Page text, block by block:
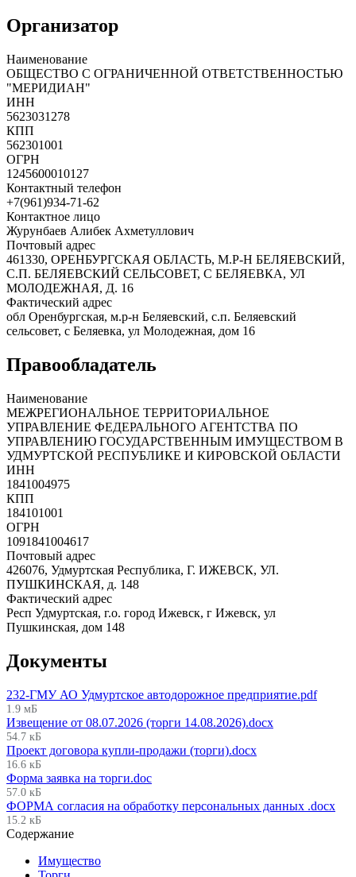
Организатор
Наименование
ОБЩЕСТВО С ОГРАНИЧЕННОЙ ОТВЕТСТВЕННОСТЬЮ
"МЕРИДИАН"
ИНН
5623031278
КПП
562301001
ОГРН
1245600010127
Контактный телефон
+7(961)934-71-62
Контактное лицо
Журунбаев Алибек Ахметуллович
Почтовый адрес
461330, ОРЕНБУРГСКАЯ ОБЛАСТЬ, М.Р-Н БЕЛЯЕВСКИЙ,
С.П. БЕЛЯЕВСКИЙ СЕЛЬСОВЕТ, С БЕЛЯЕВКА, УЛ
МОЛОДЕЖНАЯ, Д. 16
Фактический адрес
обл Оренбургская, м.р-н Беляевский, с.п. Беляевский
сельсовет, с Беляевка, ул Молодежная, дом 16
Правообладатель
Наименование
МЕЖРЕГИОНАЛЬНОЕ ТЕРРИТОРИАЛЬНОЕ
УПРАВЛЕНИЕ ФЕДЕРАЛЬНОГО АГЕНТСТВА ПО
УПРАВЛЕНИЮ ГОСУДАРСТВЕННЫМ ИМУЩЕСТВОМ В
УДМУРТСКОЙ РЕСПУБЛИКЕ И КИРОВСКОЙ ОБЛАСТИ
ИНН
1841004975
КПП
184101001
ОГРН
1091841004617
Почтовый адрес
426076, Удмуртская Республика, Г. ИЖЕВСК, УЛ.
ПУШКИНСКАЯ, д. 148
Фактический адрес
Респ Удмуртская, г.о. город Ижевск, г Ижевск, ул
Пушкинская, дом 148
Документы
232-ГМУ АО Удмуртское автодорожное предприятие.pdf
1.9 мБ
Извещение от 08.07.2026 (торги 14.08.2026).docx
54.7 кБ
Проект договора купли-продажи (торги).docx
16.6 кБ
Форма заявка на торги.doc
57.0 кБ
ФОРМА согласия на обработку персональных данных .docx
15.2 кБ
Содержание
Имущество